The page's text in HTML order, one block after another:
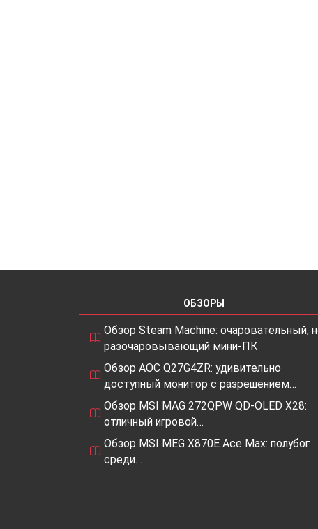
ОБЗОРЫ
Обзор Steam Machine: очаровательный,
разочаровывающий мини-ПК
Обзор AOC Q27G4ZR: удивительно
доступный монитор с разрешением…
Обзор MSI MAG 272QPW QD-OLED X28:
отличный игровой…
Обзор MSI MEG X870E Ace Max: полубог
среди…